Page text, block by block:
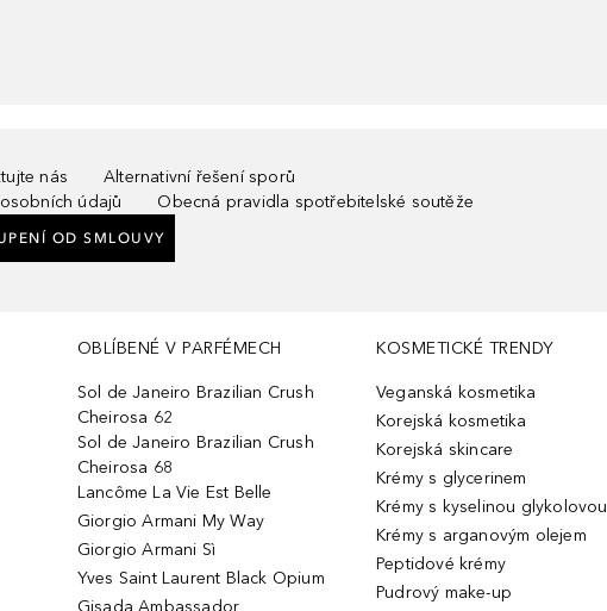
nás
Alternativní řešení sporů
údajů
Obecná pravidla spotřebitelské soutěže
OD SMLOUVY
OBLÍBENÉ V PARFÉMECH
Sol de Janeiro Brazilian Crush
Cheirosa 62
Sol de Janeiro Brazilian Crush
Cheirosa 68
Lancôme La Vie Est Belle
Giorgio Armani My Way
Giorgio Armani Sì
Yves Saint Laurent Black Opium
Gisada Ambassador
KOSMETICKÉ TRENDY
Veganská kosmetika
Korejská kosmetika
Korejská skincare
Krémy s glycerinem
Krémy s kyselinou glykolovou
Krémy s arganovým olejem
Peptidové krémy
Pudrový make-up